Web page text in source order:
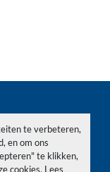
te verbeteren,
en om ons
te klikken,
cookies. Lees
ons
Contact